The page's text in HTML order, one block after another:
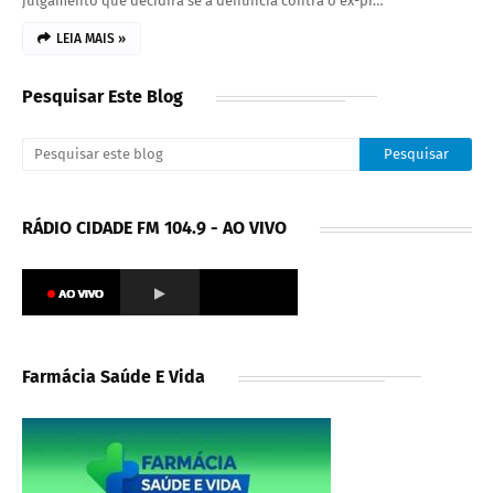
LEIA MAIS »
Pesquisar Este Blog
RÁDIO CIDADE FM 104.9 - AO VIVO
Farmácia Saúde E Vida